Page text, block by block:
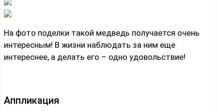
На фото поделки такой медведь получается очень
интересным! В жизни наблюдать за ним еще
интереснее, а делать его – одно удовольствие!
Аппликация